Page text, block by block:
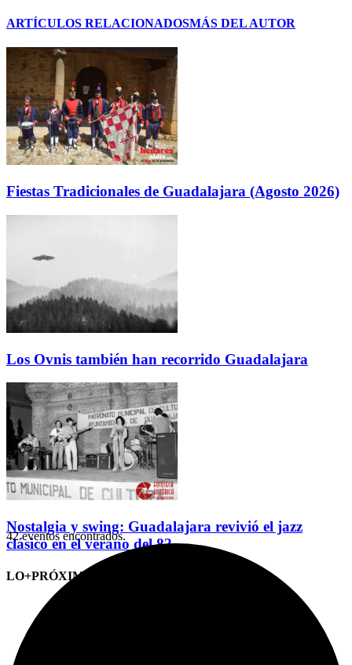
ARTÍCULOS RELACIONADOSMÁS DEL AUTOR
Fiestas Tradicionales de Guadalajara (Agosto 2026)
Los Ovnis también han recorrido Guadalajara
Nostalgia y swing: Guadalajara revivió el jazz
clásico en el verano del 82
LO+PRÓXIMO (CITAS)
42 eventos encontrados.